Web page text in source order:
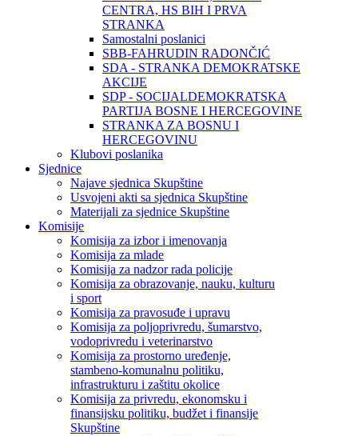
CENTRA, HS BIH I PRVA
STRANKA
Samostalni poslanici
SBB-FAHRUDIN RADONČIĆ
SDA - STRANKA DEMOKRATSKE
AKCIJE
SDP - SOCIJALDEMOKRATSKA
PARTIJA BOSNE I HERCEGOVINE
STRANKA ZA BOSNU I
HERCEGOVINU
Klubovi poslanika
Sjednice
Najave sjednica Skupštine
Usvojeni akti sa sjednica Skupštine
Materijali za sjednice Skupštine
Komisije
Komisija za izbor i imenovanja
Komisija za mlade
Komisija za nadzor rada policije
Komisija za obrazovanje, nauku, kulturu
i sport
Komisija za pravosuđe i upravu
Komisija za poljoprivredu, šumarstvo,
vodoprivredu i veterinarstvo
Komisija za prostorno uređenje,
stambeno-komunalnu politiku,
infrastrukturu i zaštitu okolice
Komisija za privredu, ekonomsku i
finansijsku politiku, budžet i finansije
Skupštine